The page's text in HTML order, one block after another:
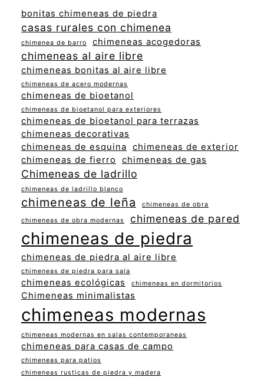
bonitas chimeneas de piedra
casas rurales con chimenea
chimenea de barro chimeneas acogedoras
chimeneas al aire libre
chimeneas bonitas al aire libre
chimeneas de acero modernas
chimeneas de bioetanol
chimeneas de bioetanol para exteriores
chimeneas de bioetanol para terrazas
chimeneas decorativas
chimeneas de esquina
chimeneas de exterior
chimeneas de fierro
chimeneas de gas
Chimeneas de ladrillo
chimeneas de ladrillo blanco
chimeneas de leña chimeneas de obra
chimeneas de obra modernas chimeneas de pared
chimeneas de piedra
chimeneas de piedra al aire libre
chimeneas de piedra para sala
chimeneas ecológicas chimeneas en dormitorios
Chimeneas minimalistas
chimeneas modernas
chimeneas modernas en salas contemporaneas
chimeneas para casas de campo
chimeneas para patios
chimeneas rusticas de piedra y madera